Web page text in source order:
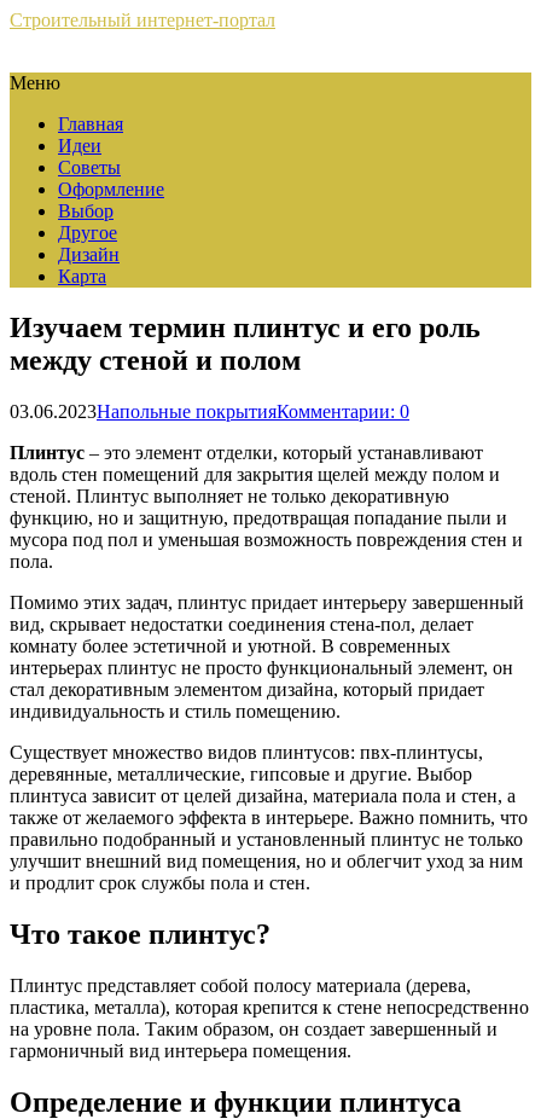
Строительный интернет-портал
Меню
Главная
Идеи
Советы
Оформление
Выбор
Другое
Дизайн
Карта
Изучаем термин плинтус и его роль
между стеной и полом
03.06.2023Напольные покрытияКомментарии: 0
Плинтус – это элемент отделки, который устанавливают
вдоль стен помещений для закрытия щелей между полом и
стеной. Плинтус выполняет не только декоративную
функцию, но и защитную, предотвращая попадание пыли и
мусора под пол и уменьшая возможность повреждения стен и
пола.
Помимо этих задач, плинтус придает интерьеру завершенный
вид, скрывает недостатки соединения стена-пол, делает
комнату более эстетичной и уютной. В современных
интерьерах плинтус не просто функциональный элемент, он
стал декоративным элементом дизайна, который придает
индивидуальность и стиль помещению.
Существует множество видов плинтусов: пвх-плинтусы,
деревянные, металлические, гипсовые и другие. Выбор
плинтуса зависит от целей дизайна, материала пола и стен, а
также от желаемого эффекта в интерьере. Важно помнить, что
правильно подобранный и установленный плинтус не только
улучшит внешний вид помещения, но и облегчит уход за ним
и продлит срок службы пола и стен.
Что такое плинтус?
Плинтус представляет собой полосу материала (дерева,
пластика, металла), которая крепится к стене непосредственно
на уровне пола. Таким образом, он создает завершенный и
гармоничный вид интерьера помещения.
Определение и функции плинтуса